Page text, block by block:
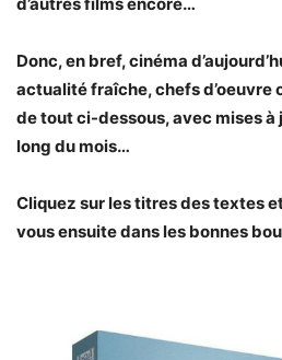
Donc, en bref, cinéma
actualité fraîche, chefs d’oeuvre
de tout ci-dessous, avec mises
long du mois…
Cliquez sur les titres des textes
vous ensuite dans les bonnes